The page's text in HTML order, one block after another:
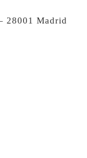
28001 Madrid